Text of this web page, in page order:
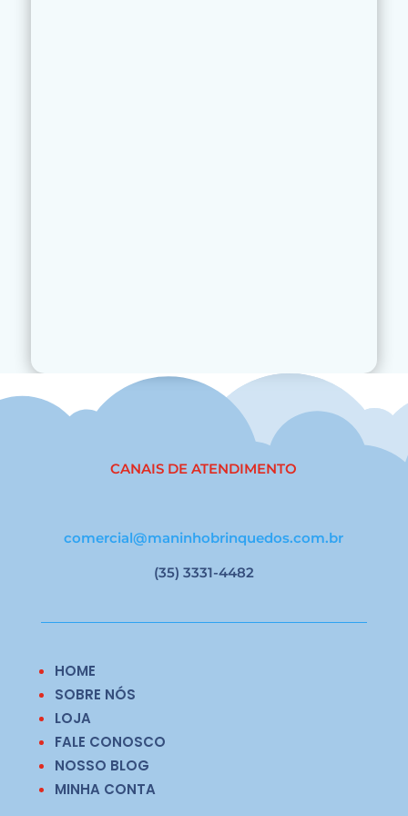
CANAIS DE ATENDIMENTO
comercial@maninhobrinquedos.com.br
(35) 3331-4482
HOME
SOBRE NÓS
LOJA
FALE CONOSCO
NOSSO BLOG
MINHA CONTA